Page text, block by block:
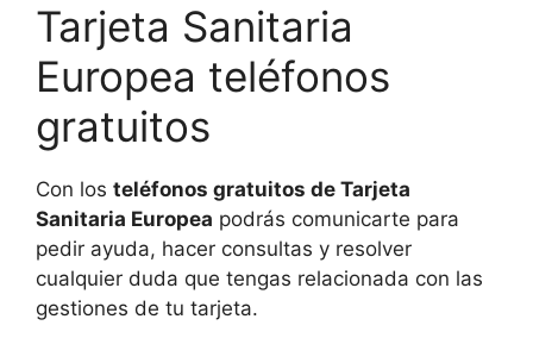
Tarjeta Sanitaria
Europea teléfonos
gratuitos
Con los teléfonos gratuitos de Tarjeta
Sanitaria Europea podrás comunicarte para
pedir ayuda, hacer consultas y resolver
cualquier duda que tengas relacionada con las
gestiones de tu tarjeta.